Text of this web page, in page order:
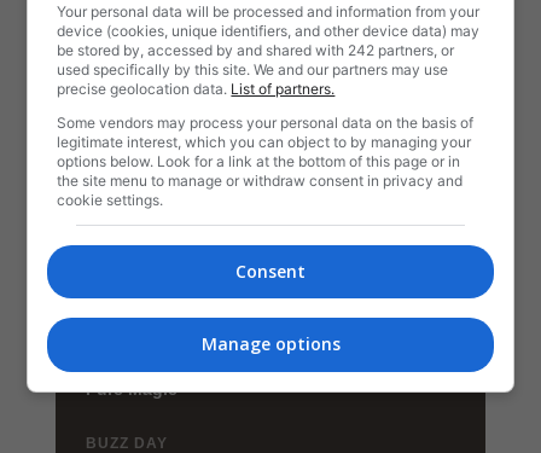
Your personal data will be processed and information from your
device (cookies, unique identifiers, and other device data) may
be stored by, accessed by and shared with 242 partners, or
used specifically by this site. We and our partners may use
precise geolocation data. List of partners.
Some vendors may process your personal data on the basis of
legitimate interest, which you can object to by managing your
options below. Look for a link at the bottom of this page or in
the site menu to manage or withdraw consent in privacy and
cookie settings.
Consent
Manage options